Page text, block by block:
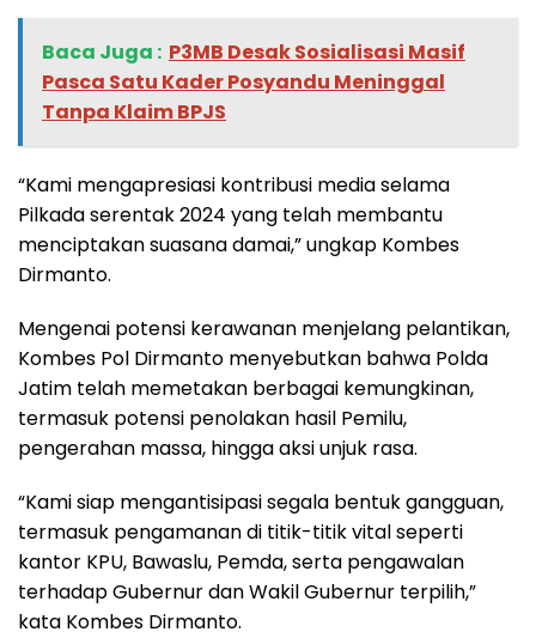
Baca Juga : ‎P3MB Desak Sosialisasi Masif
Pasca Satu Kader Posyandu Meninggal
Tanpa Klaim BPJS
“Kami mengapresiasi kontribusi media selama
Pilkada serentak 2024 yang telah membantu
menciptakan suasana damai,” ungkap Kombes
Dirmanto.
Mengenai potensi kerawanan menjelang pelantikan,
Kombes Pol Dirmanto menyebutkan bahwa Polda
Jatim telah memetakan berbagai kemungkinan,
termasuk potensi penolakan hasil Pemilu,
pengerahan massa, hingga aksi unjuk rasa.
“Kami siap mengantisipasi segala bentuk gangguan,
termasuk pengamanan di titik-titik vital seperti
kantor KPU, Bawaslu, Pemda, serta pengawalan
terhadap Gubernur dan Wakil Gubernur terpilih,”
kata Kombes Dirmanto.